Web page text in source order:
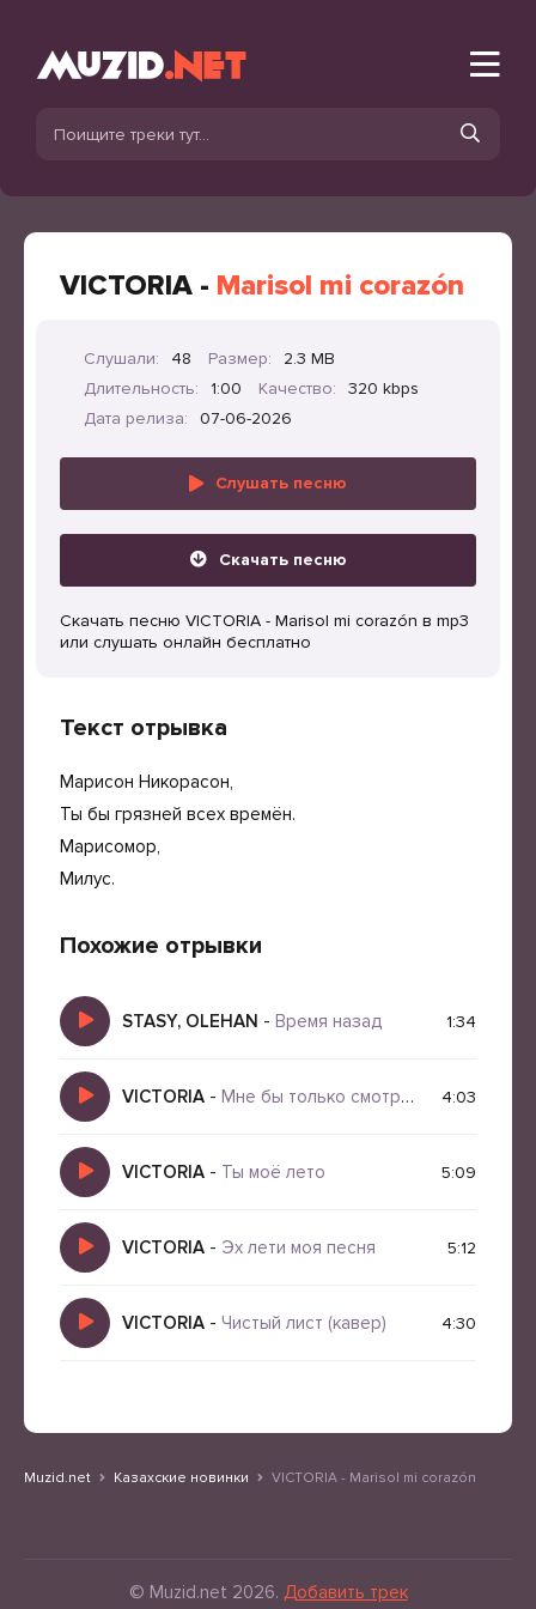
VICTORIA - Marisol mi corazón
Слушали: 48 Размер:
2.3 MB
Длительность:
1:00 Качество:
320 kbps
Дата релиза:
07-06-2026
Слушать песню
Скачать песню
Скачать песню VICTORIA - Marisol mi corazón в mp3
или слушать онлайн бесплатно
Текст отрывка
Марисон Никорасон,
Ты бы грязней всех времён.
Марисомор,
Милус.
Похожие отрывки
STASY, OLEHAN - Время назад 1:34
VICTORIA - Мне бы только смотреть на тебя 4:03
VICTORIA - Ты моё лето 5:09
VICTORIA - Эх лети моя песня 5:12
VICTORIA - Чистый лист (кавер) 4:30
Muzid.net Казахские новинки VICTORIA - Marisol mi corazón
© Muzid.net 2026. Добавить трек